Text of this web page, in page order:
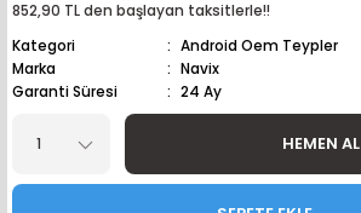
Takımları
Takımları
852,90 TL den başlayan taksitlerle!!
Kategori
Android Oem Teypler
Marka
Navix
Garanti Süresi
24 Ay
HEMEN AL